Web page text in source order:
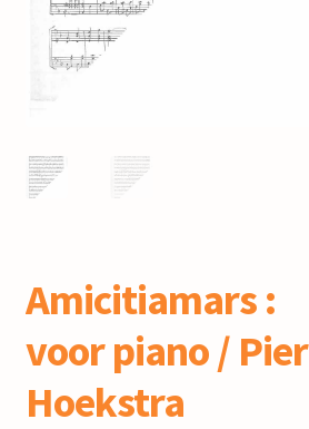
Amicitiamars :
voor piano / Pier
Hoekstra